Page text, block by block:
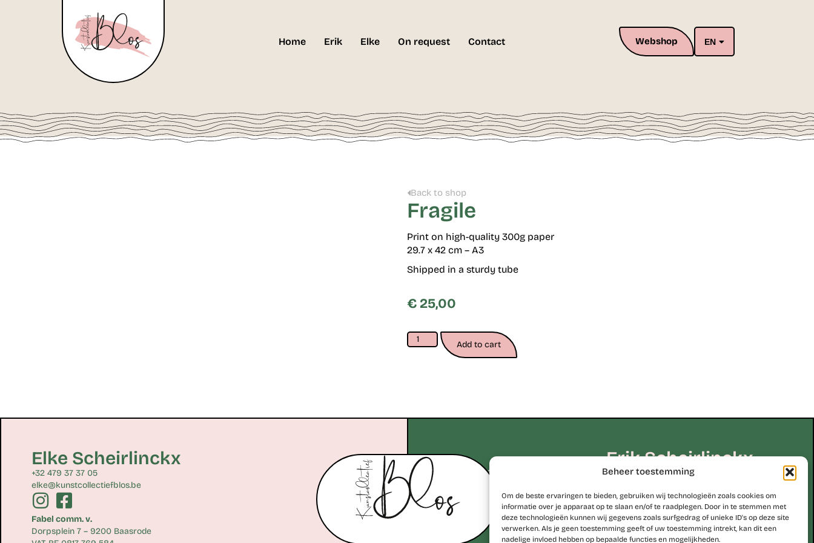
Beheer toestemming
Om de beste ervaringen te bieden, gebruiken wij technologieën zoals cookies om
informatie over je apparaat op te slaan en/of te raadplegen. Door in te stemmen met
deze technologieën kunnen wij gegevens zoals surfgedrag of unieke ID's op deze site
verwerken. Als je geen toestemming geeft of uw toestemming intrekt, kan dit een
nadelige invloed hebben op bepaalde functies en mogelijkheden.
Home Erik Elke On request Contact Webshop EN
Back to shop
Fragile
Print on high-quality 300g paper
29.7 x 42 cm – A3
Shipped in a sturdy tube
€ 25,00
Add to cart
Elke Scheirlinckx
+32 479 37 37 05
elke@kunstcollectiefblos.be
Fabel comm. v.
Dorpsplein 7 – 9200 Baasrode
Erik Scheirlinckx
+32 477 77 28 06
Studio Erik Scheirlinckx
Hoekskenstraat 8 – 9310 Moorsel